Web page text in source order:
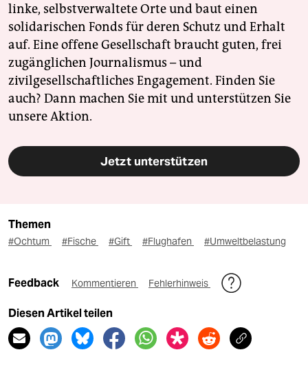
linke, selbstverwaltete Orte und baut einen
solidarischen Fonds für deren Schutz und Erhalt
auf. Eine offene Gesellschaft braucht guten, frei
zugänglichen Journalismus – und
zivilgesellschaftliches Engagement. Finden Sie
auch? Dann machen Sie mit und unterstützen Sie
unsere Aktion.
Jetzt unterstützen
Themen
#Ochtum #Fische #Gift #Flughafen #Umweltbelastung
Feedback Kommentieren Fehlerhinweis
Diesen Artikel teilen